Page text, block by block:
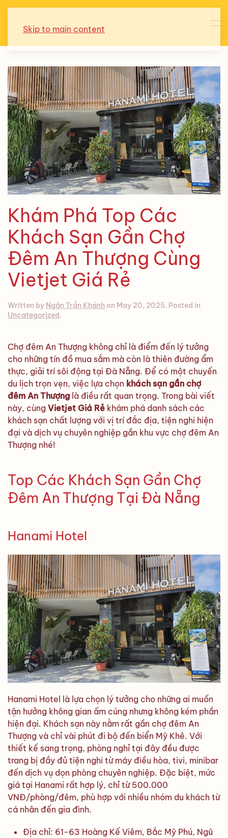
Skip to main content
Khám Phá Top Các
Khách Sạn Gần Chợ
Đêm An Thượng Cùng
Vietjet Giá Rẻ
Written by Ngân Trần Khánh on May 20, 2025. Posted in
Uncategorized.
Chợ đêm An Thượng không chỉ là điểm đến lý tưởng
cho những tín đồ mua sắm mà còn là thiên đường ẩm
thực, giải trí sôi động tại Đà Nẵng. Để có một chuyến
du lịch trọn vẹn, việc lựa chọn khách sạn gần chợ
đêm An Thượng là điều rất quan trọng. Trong bài viết
này, cùng Vietjet Giá Rẻ khám phá danh sách các
khách sạn chất lượng với vị trí đắc địa, tiện nghi hiện
đại và dịch vụ chuyên nghiệp gần khu vực chợ đêm An
Thượng nhé!
Top Các Khách Sạn Gần Chợ
Đêm An Thượng Tại Đà Nẵng
Hanami Hotel
Hanami Hotel là lựa chọn lý tưởng cho những ai muốn
tận hưởng không gian ấm cúng nhưng không kém phần
hiện đại. Khách sạn này nằm rất gần chợ đêm An
Thượng và chỉ vài phút đi bộ đến biển Mỹ Khê. Với
thiết kế sang trọng, phòng nghỉ tại đây đều được
trang bị đầy đủ tiện nghi từ máy điều hòa, tivi, minibar
đến dịch vụ dọn phòng chuyên nghiệp. Đặc biệt, mức
giá tại Hanami rất hợp lý, chỉ từ 500.000
VNĐ/phòng/đêm, phù hợp với nhiều nhóm du khách từ
cá nhân đến gia đình.
Địa chỉ: 61-63 Hoàng Kế Viêm, Bắc Mỹ Phú, Ngũ